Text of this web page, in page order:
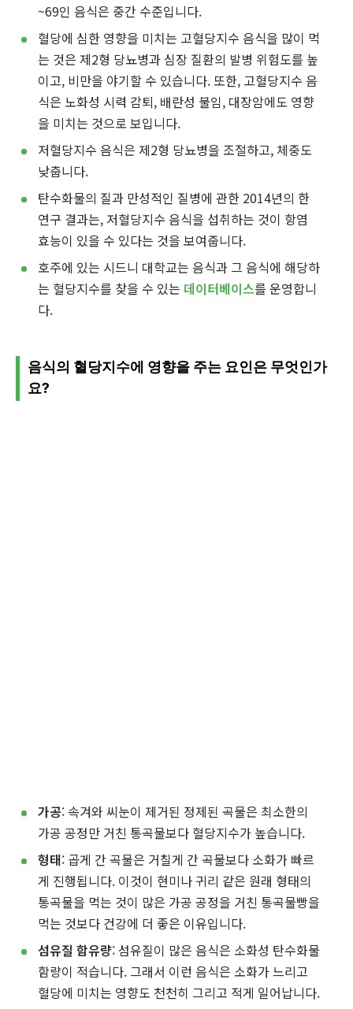
~69인 음식은 중간 수준입니다.
혈당에 심한 영향을 미치는 고혈당지수 음식을 많이 먹
는 것은 제2형 당뇨병과 심장 질환의 발병 위험도를 높
이고, 비만을 야기할 수 있습니다. 또한, 고혈당지수 음
식은 노화성 시력 감퇴, 배란성 불임, 대장암에도 영향
을 미치는 것으로 보입니다.
저혈당지수 음식은 제2형 당뇨병을 조절하고, 체중도
낮춥니다.
탄수화물의 질과 만성적인 질병에 관한 2014년의 한
연구 결과는, 저혈당지수 음식을 섭취하는 것이 항염
효능이 있을 수 있다는 것을 보여줍니다.
호주에 있는 시드니 대학교는 음식과 그 음식에 해당하
는 혈당지수를 찾을 수 있는 데이터베이스를 운영합니
다.
음식의 혈당지수에 영향을 주는 요인은 무엇인가
요?
가공: 속겨와 씨눈이 제거된 정제된 곡물은 최소한의
가공 공정만 거친 통곡물보다 혈당지수가 높습니다.
형태: 곱게 간 곡물은 거칠게 간 곡물보다 소화가 빠르
게 진행됩니다. 이것이 현미나 귀리 같은 원래 형태의
통곡물을 먹는 것이 많은 가공 공정을 거친 통곡물빵을
먹는 것보다 건강에 더 좋은 이유입니다.
섬유질 함유량: 섬유질이 많은 음식은 소화성 탄수화물
함량이 적습니다. 그래서 이런 음식은 소화가 느리고
혈당에 미치는 영향도 천천히 그리고 적게 일어납니다.